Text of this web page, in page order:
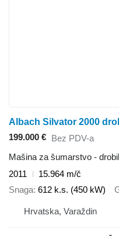
Albach Silvator 2000
199.000 € Bez PDV-a
Mašina za šumarstvo -
2011
15.964 m/č
Snaga 612 k.s. (450 kW)
Hrvatska, Varaždin